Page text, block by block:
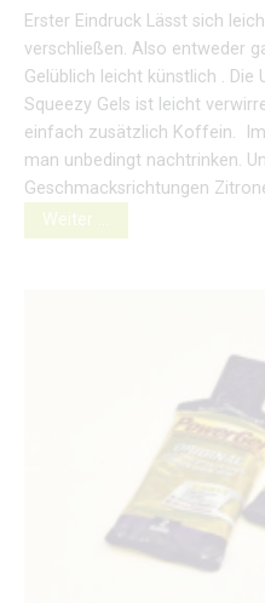
Erster Eindruck Lässt sich
verschließen. Also entweder
Gelüblich leicht künstlich . Die
Squeezy Gels ist leicht
einfach zusätzlich Koffein.
man unbedingt nachtrinken.
Geschmacksrichtungen
Weiter …